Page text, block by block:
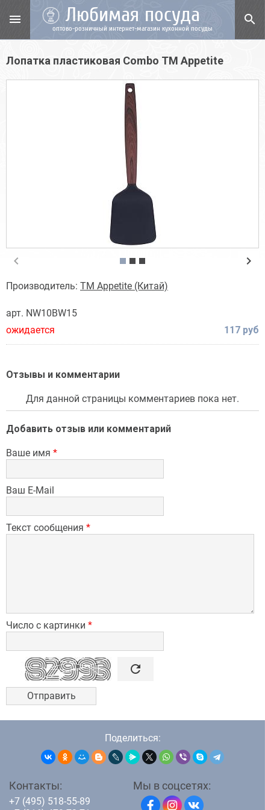
menu Любимая посуда
оптово-розничный интернет-магазин кухонной посуды
search
Лопатка пластиковая Combo TМ Appetite
chevron_left chevron_right
Производитель: TM Appetite (Китай)
арт. NW10BW15
ожидается
117 руб
Отзывы и комментарии
Для данной страницы комментариев пока нет.
Добавить отзыв или комментарий
Ваше имя *
Ваш E-Mail
Текст сообщения *
Число с картинки *
 refresh
Поделиться:
Контакты:
+7 (495) 518-55-89
Мы в соцсетях: